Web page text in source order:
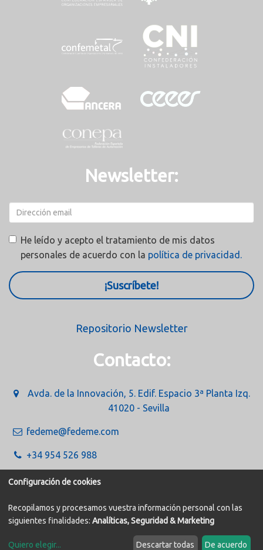
Newsletter:
He leído y acepto el tratamiento de mis datos
personales de acuerdo con la política de privacidad.
¡Suscríbete!
Repositorio Newsletter
Contacto:
Avda. de la Innovación, 5. Edif. Espacio 3ª Planta Izq.
41020 - Sevilla
fedeme@fedeme.com
+34 954 526 988
Configuración de cookies
Recopilamos y procesamos vuestra información personal con las
siguientes finalidades: Analíticas, Seguridad & Marketing
Quiero elegir... Descartar todas De acuerdo